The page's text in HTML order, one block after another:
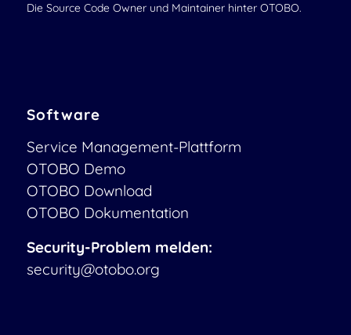
Die Source Code Owner und Maintainer hinter OTOBO.
Software
Service Management-Plattform
OTOBO Demo
OTOBO Download
OTOBO Dokumentation
Security-Problem melden:
security@otobo.org